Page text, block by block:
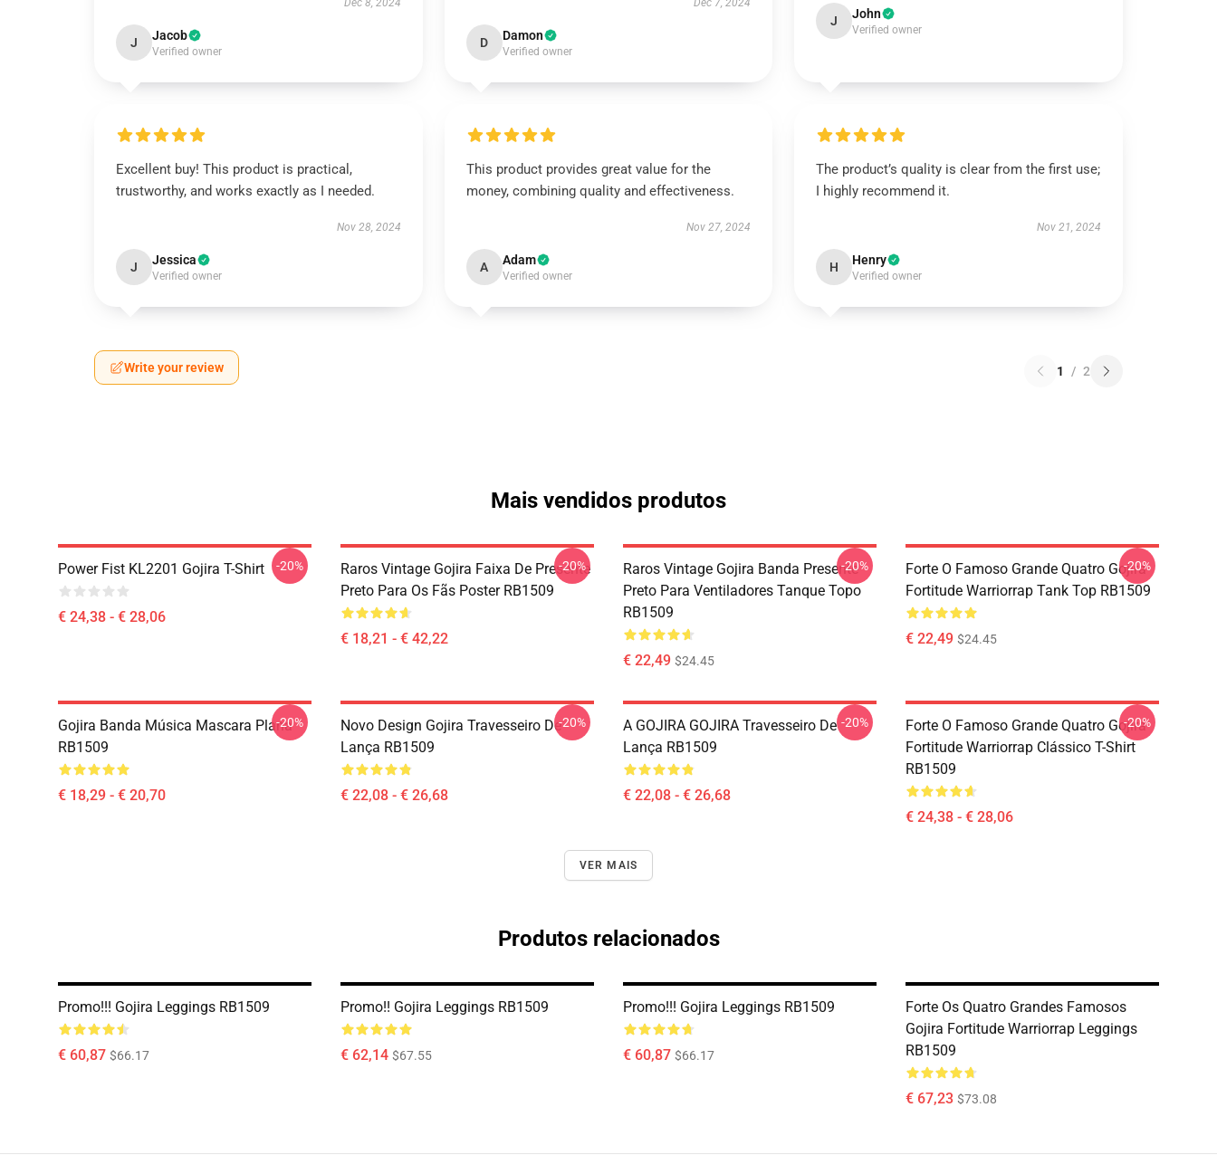
Dec 8, 2024
J Jacob
Verified owner
Dec 7, 2024
D Damon
Verified owner
J John
Verified owner
Excellent buy! This product is practical,
trustworthy, and works exactly as I needed.
Nov 28, 2024
J Jessica
Verified owner
This product provides great value for the
money, combining quality and effectiveness.
Nov 27, 2024
A Adam
Verified owner
The product’s quality is clear from the first use;
I highly recommend it.
Nov 21, 2024
H Henry
Verified owner
Write your review 1 / 2
Mais vendidos produtos
Power Fist KL2201 Gojira T-Shirt
€ 24,38 - € 28,06
-20%
Raros Vintage Gojira Faixa De Presente
Preto Para Os Fãs Poster RB1509
€ 18,21 - € 42,22
-20%
Raros Vintage Gojira Banda Presente
Preto Para Ventiladores Tanque Topo
RB1509
€ 22,49 $24.45
-20%
Forte O Famoso Grande Quatro Gojira
Fortitude Warriorrap Tank Top RB1509
€ 22,49 $24.45
-20%
Gojira Banda Música Mascara Plana
RB1509
€ 18,29 - € 20,70
-20%
Novo Design Gojira Travesseiro De
Lança RB1509
€ 22,08 - € 26,68
-20%
A GOJIRA GOJIRA Travesseiro De
Lança RB1509
€ 22,08 - € 26,68
-20%
Forte O Famoso Grande Quatro Gojira
Fortitude Warriorrap Clássico T-Shirt
RB1509
€ 24,38 - € 28,06
-20%
VER MAIS
Produtos relacionados
Promo!!! Gojira Leggings RB1509
€ 60,87 $66.17
Promo!! Gojira Leggings RB1509
€ 62,14 $67.55
Promo!!! Gojira Leggings RB1509
€ 60,87 $66.17
Forte Os Quatro Grandes Famosos
Gojira Fortitude Warriorrap Leggings
RB1509
€ 67,23 $73.08